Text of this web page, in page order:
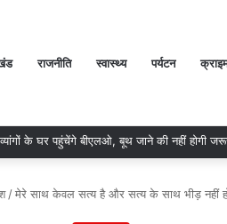
राजनीति स्वास्थ्य पर्यटन
हुए लोगों को मोरारी बापू की श्रद्धांजलि और उनके
/मेरे साथ केवल सत्य है और सत्य के साथ भीड़ नहीं